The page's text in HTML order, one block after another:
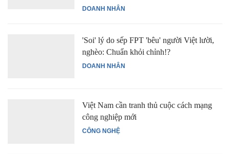
DOANH NHÂN
DOANH NHÂN
'Soi' lý do sếp FPT 'bêu' người Việt lười,
nghèo: Chuẩn khỏi chỉnh!?
CÔNG NGHỆ
Việt Nam cần tranh thủ cuộc cách mạng
công nghiệp mới